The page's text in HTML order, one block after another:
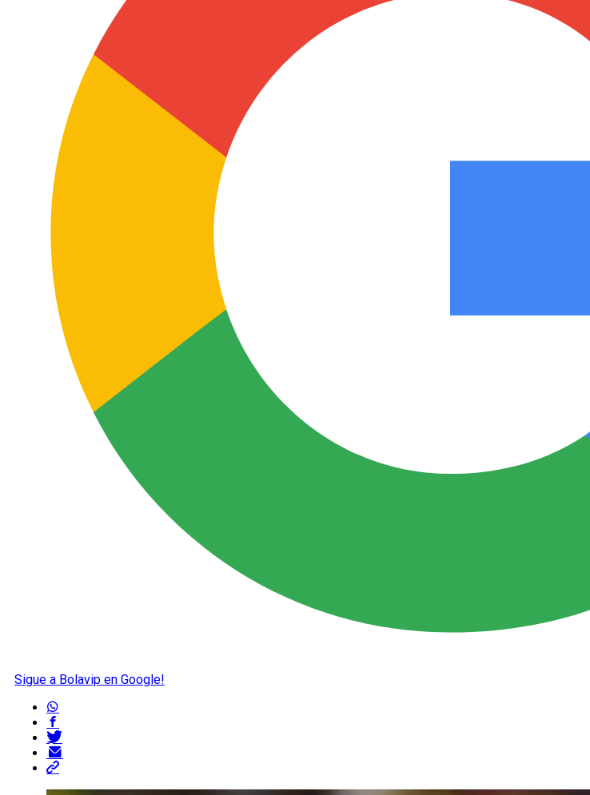
Sigue a Bolavip en Google!